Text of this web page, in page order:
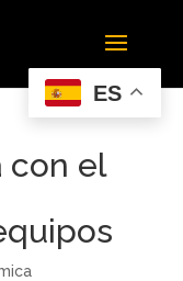
con el
ES